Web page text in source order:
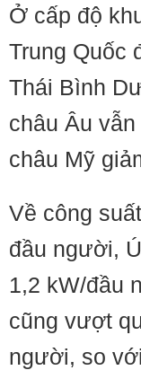
Ở cấp độ
Trung Quốc
Thái Bình
châu Âu
châu Mỹ
Về công
đầu người,
1,2 kW/đầu
cũng vượt
người, so